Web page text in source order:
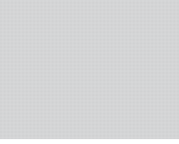
조직도
샤눔리더스클럽
SNUSR 후원
총서 및 백서
오시는 길